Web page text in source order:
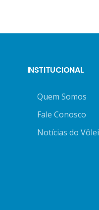
INSTITUCIONAL
Quem Somos
Fale Conosco
Notícias do Vôlei